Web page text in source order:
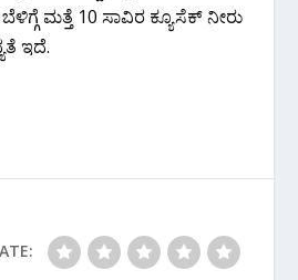
ಮತ್ತೆ 10 ಸಾವಿರ ಕ್ಯೂಸೆಕ್ ನೀರು
ಇದೆ.